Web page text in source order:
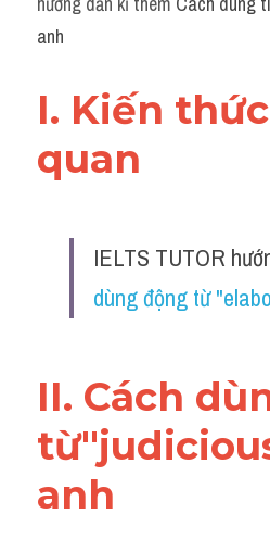
Grammar
Cách paraphrase
Part 2
Verb
Cấu trúc câu
Report đề thi thật IELTS
Đề thi thật Task 1
Adv
anh
I. Kiến
quan
IELTS TUTOR
dùng động từ
II. Cách
anh